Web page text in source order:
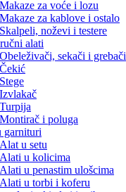
Makaze za voće i lozu
Makaze za kablove i ostalo
Skalpeli, noževi i testere
alati
Obeleživači, sekači i grebači
Čekić
Stege
Izvlakač
Turpija
Montirač i poluga
garnituri
Alat u setu
Alati u kolicima
Alati u penastim ulošcima
Alati u torbi i koferu